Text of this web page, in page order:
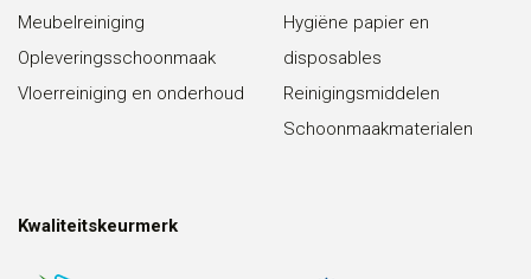
Meubelreiniging
Opleveringsschoonmaak
Vloerreiniging en onderhoud
Hygiëne papier en
disposables
Reinigingsmiddelen
Schoonmaakmaterialen
Kwaliteitskeurmerk